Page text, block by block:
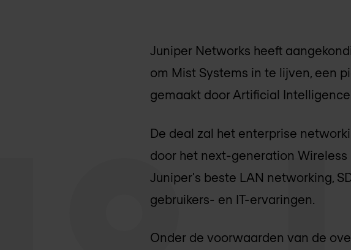
Juniper Networks heeft
om Mist Systems in te lijven, een
gemaakt door Artificial Intelligence
De deal zal het enterprise
door het next-generation
Juniper's beste LAN networking,
gebruikers- en IT-ervaringen.
Onder de voorwaarden van de